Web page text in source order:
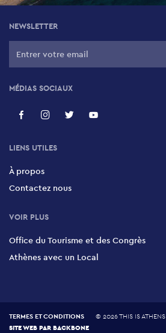
NEWSLETTER
MÉDIAS SOCIAUX
LIENS UTILES
À propos
Contactez nous
VOIR PLUS
Office du Tourisme et des Congrès
Athènes avec un Local
TERMES ET CONDITIONS © 2026 THIS IS ATHENS
SITE WEB PAR BACKBONE